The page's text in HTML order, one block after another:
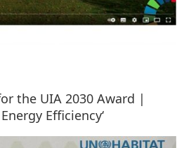
the UIA 2030 Award |
Efficiency‘